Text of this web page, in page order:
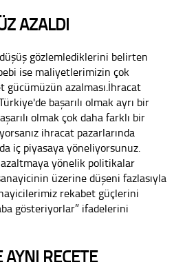
AZALDI
gözlemlediklerini belirten
ise maliyetlerimizin çok
gücümüzün azalması.İhracat
başarılı olmak ayrı bir
olmak çok daha farklı bir
ihracat pazarlarında
iç piyasaya yöneliyorsunuz.
yönelik politikalar
üzerine düşeni fazlasıyla
rekabet güçlerini
gösteriyorlar” ifadelerini
REÇETE